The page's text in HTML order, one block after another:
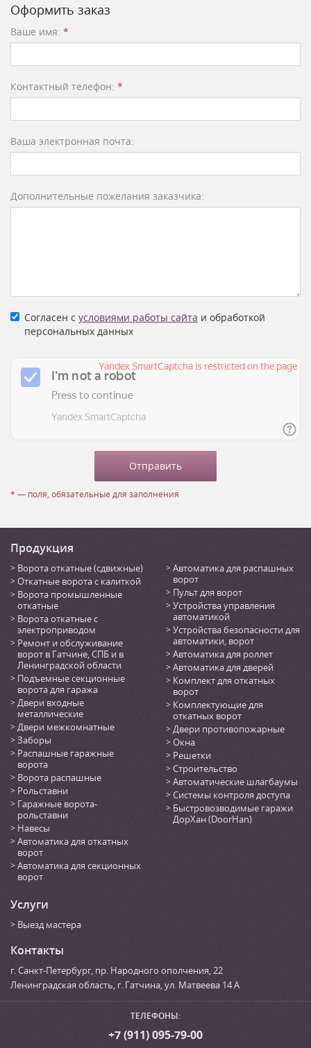
Оформить заказ
Ваше имя: *
Контактный телефон: *
Ваша электронная почта:
Дополнительные пожелания заказчика:
Согласен с условиями работы сайта и обработкой
персональных данных
* — поля, обязательные для заполнения
Продукция
Ворота откатные (сдвижные)
Откатные ворота с калиткой
Ворота промышленные
откатные
Ворота откатные с
электроприводом
Ремонт и обслуживание
ворот в Гатчине, СПБ и в
Ленинградской области
Подъемные секционные
ворота для гаража
Двери входные
металлические
Двери межкомнатные
Заборы
Распашные гаражные
ворота
Ворота распашные
Рольставни
Гаражные ворота-
рольставни
Навесы
Автоматика для откатных
ворот
Автоматика для секционных
ворот
Автоматика для распашных
ворот
Пульт для ворот
Устройства управления
автоматикой
Устройства безопасности для
автоматики, ворот
Автоматика для роллет
Автоматика для дверей
Комплект для откатных
ворот
Комплектующие для
откатных ворот
Двери противопожарные
Окна
Решетки
Строительство
Автоматические шлагбаумы
Системы контроля доступа
Быстровозводимые гаражи
ДорХан (DoorHan)
Услуги
Выезд мастера
Контакты
г. Санкт-Петербург, пр. Народного ополчения, 22
Ленинградская область, г. Гатчина,ул. Матвеева 14 А
ТЕЛЕФОНЫ:
+7 (911) 095-79-00